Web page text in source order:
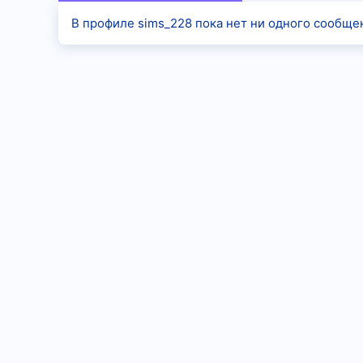
В профиле sims_228 пока нет ни одного